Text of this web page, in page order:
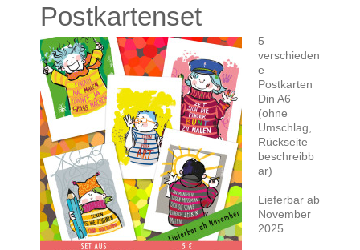
Postkartenset
5
verschieden
e
Postkarten
Din A6
(ohne
Umschlag,
Rückseite
beschreibb
ar)
Lieferbar ab
November
2025